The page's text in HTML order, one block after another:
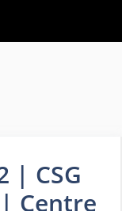
| CSG
Centre